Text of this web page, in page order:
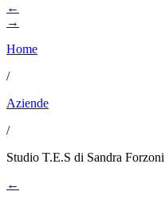
←
→
Home
/
Aziende
/
Studio T.E.S di Sandra Forzoni
←